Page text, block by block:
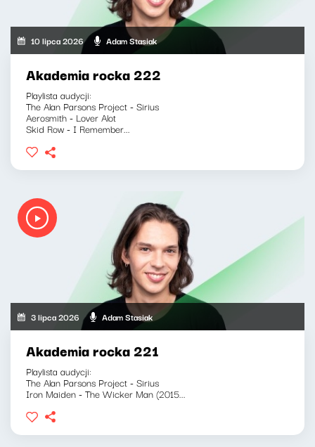
10 lipca 2026 Adam Stasiak
Akademia rocka 222
Playlista audycji:
The Alan Parsons Project - Sirius
Aerosmith - Lover Alot
Skid Row - I Remember...
3 lipca 2026 Adam Stasiak
Akademia rocka 221
Playlista audycji:
The Alan Parsons Project - Sirius
Iron Maiden - The Wicker Man (2015...